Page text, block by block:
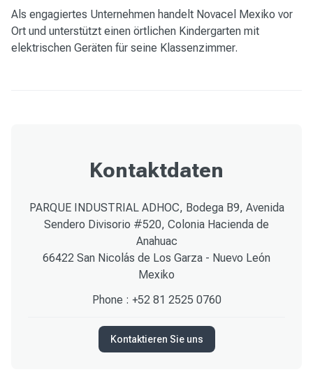
Als engagiertes Unternehmen handelt Novacel Mexiko vor
Ort und unterstützt einen örtlichen Kindergarten mit
elektrischen Geräten für seine Klassenzimmer.
Kontaktdaten
PARQUE INDUSTRIAL ADHOC, Bodega B9, Avenida
Sendero Divisorio #520, Colonia Hacienda de
Anahuac
66422 San Nicolás de Los Garza - Nuevo León
Mexiko
Phone : +52 81 2525 0760
Kontaktieren Sie uns